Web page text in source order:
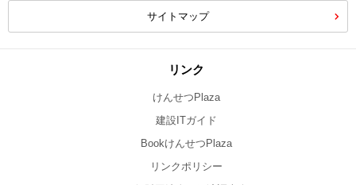
サイトマップ
リンク
けんせつPlaza
建設ITガイド
BookけんせつPlaza
リンクポリシー